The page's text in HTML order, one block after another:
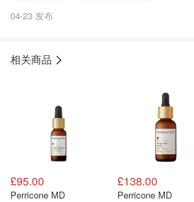
04-23 发布
相关商品
£95.00
Perricone MD
£138.00
Perricone MD